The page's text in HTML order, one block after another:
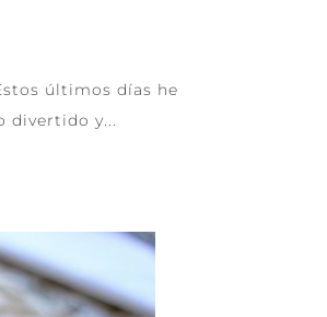
últimos días he
divertido y...